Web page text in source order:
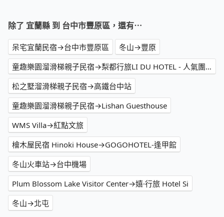
除了 宜蘭縣 到 台中市豐原區，還有⋯
呆宅宜蘭民宿→台中市豐原區
冬山→豐原
童趣樂園溜滑梯親子民宿→梨都行旅LI DU HOTEL - 人氣團體多人、家庭親子 公司企業 社區旅遊必住、梨山住宿推薦
松之墅溜滑梯親子民宿→高鐵台中站
童趣樂園溜滑梯親子民宿→Lishan Guesthouse
WMS Villa→紅點文旅
檜木屋民宿 Hinoki House→GOGOHOTEL-逢甲館
冬山火車站→台中機場
Plum Blossom Lake Visitor Center→嬉·行旅 Hotel Si
冬山→北屯